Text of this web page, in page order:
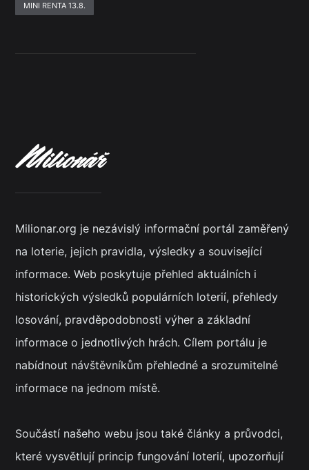
MINI RENTA 13.8.
Milionar.org je nezávislý informační portál zaměřený
na loterie, jejich pravidla, výsledky a související
informace. Web poskytuje přehled aktuálních i
historických výsledků populárních loterií, přehledy
losování, pravděpodobnosti výher a základní
informace o jednotlivých hrách. Cílem portálu je
nabídnout návštěvníkům přehledné a srozumitelné
informace na jednom místě.
Součástí našeho webu jsou také články a průvodci,
které vysvětlují princip fungování loterií, upozorňují